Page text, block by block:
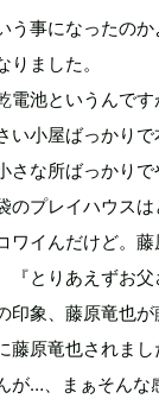
う事になったのか
ました。
電池というんで
い小屋ばっかり
さな所ばっかりで
のプレイハウスは
ワイんだけど。藤
『とりあえずお父
印象、藤原竜也
藤原竜也されまし
が…、まぁそんな